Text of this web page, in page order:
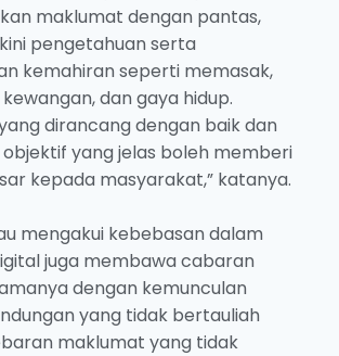
maklumat dengan pantas,
pengetahuan serta
kemahiran seperti memasak,
dan gaya hidup.
dirancang dengan baik dan
yang jelas boleh memberi
kepada masyarakat,” katanya.
mengakui kebebasan dalam
juga membawa cabaran
dengan kemunculan
yang tidak bertauliah
maklumat yang tidak